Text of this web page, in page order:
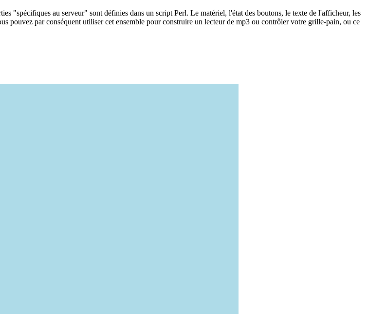
"spécifiques au serveur" sont définies dans un script Perl. Le matériel, l'état des boutons, le texte de l'afficheur, les
pouvez par conséquent utiliser cet ensemble pour construire un lecteur de mp3 ou contrôler votre grille-pain, ou ce